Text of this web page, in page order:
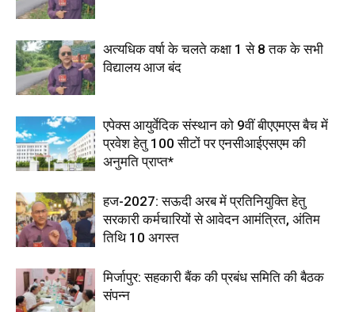
अत्यधिक वर्षा के चलते कक्षा 1 से 8 तक के सभी
विद्यालय आज बंद
एपेक्स आयुर्वेदिक संस्थान को 9वीं बीएएमएस बैच में
प्रवेश हेतु 100 सीटों पर एनसीआईएसएम की
अनुमति प्राप्त*
हज-2027: सऊदी अरब में प्रतिनियुक्ति हेतु
सरकारी कर्मचारियों से आवेदन आमंत्रित, अंतिम
तिथि 10 अगस्त
मिर्जापुर: सहकारी बैंक की प्रबंध समिति की बैठक
संपन्न